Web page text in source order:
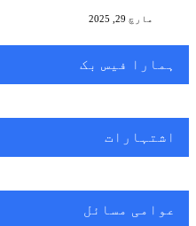
مارچ 29, 2025
ہمارا فیس بک
اشتہارات
عوامی مسائل